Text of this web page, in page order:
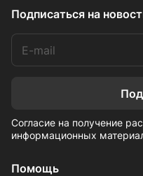
Подписаться на
Согласие на получение
информационных
Помощь